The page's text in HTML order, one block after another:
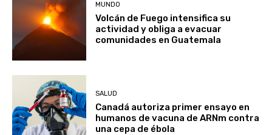
MUNDO
Volcán de Fuego intensifica su
actividad y obliga a evacuar
comunidades en Guatemala
SALUD
Canadá autoriza primer ensayo en
humanos de vacuna de ARNm contra
una cepa de ébola